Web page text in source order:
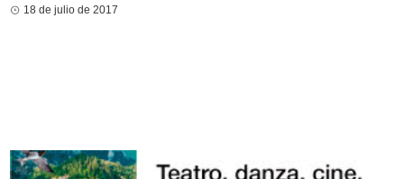
18 de julio de 2017